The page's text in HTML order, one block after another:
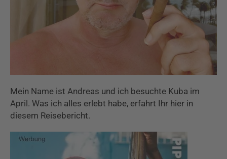
Mein Name ist Andreas und ich besuchte Kuba im
April. Was ich alles erlebt habe, erfahrt Ihr hier in
diesem Reisebericht.